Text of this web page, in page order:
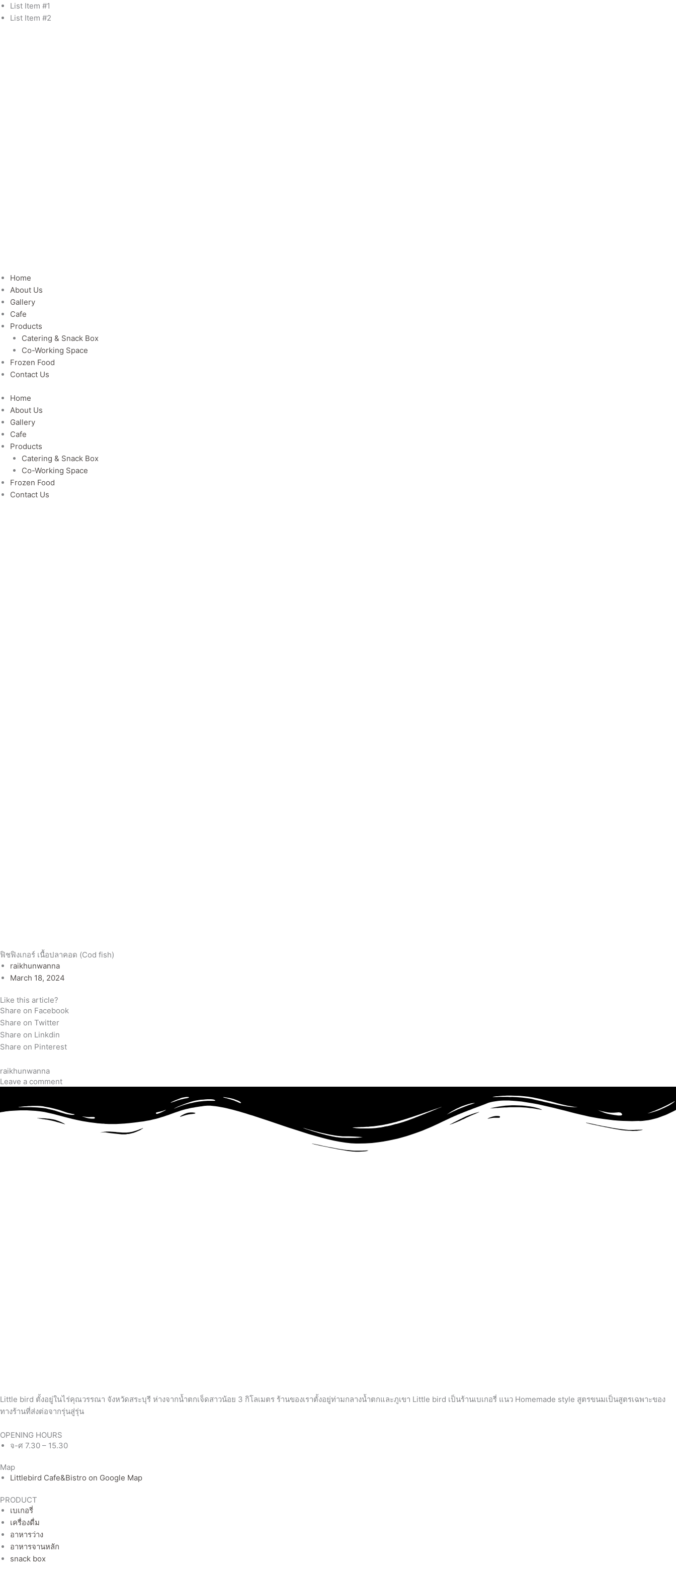
Skip
to
List Item #1
List Item #2
Home
About Us
Gallery
Cafe
Products
Catering & Snack Box
Co-Working Space
Frozen Food
Contact Us
Home
About Us
Gallery
Cafe
Products
Catering & Snack Box
Co-Working Space
Frozen Food
Contact Us
ฟิชฟิงเกอร์ เนื้อปลาคอด (Cod fish)
raikhunwanna
March 18, 2024
Like this article?
Share on Facebook
Share on Twitter
Share on Linkdin
Share on Pinterest
raikhunwanna
Leave a comment
Little bird ตั้งอยู่ในไร่คุณวรรณา จังหวัดสระบุรี ห่างจากน้ำตกเจ็ดสาวน้อย 3 กิโลเมตร ร้านของเราตั้งอยู่ท่ามกลางน้ำตกและภูเขา Little bird เป็นร้านเบเกอรี่ แนว Homemade style สูตรขนมเป็นสูตรเฉพาะของ
ทางร้านที่ส่งต่อจากรุ่นสู่รุ่น
OPENING HOURS
จ-ศ 7.30 – 15.30
Map
Littlebird Cafe&Bistro on Google Map
PRODUCT
เบเกอรี่
เครื่องดื่ม
อาหารว่าง
อาหารจานหลัก
snack box